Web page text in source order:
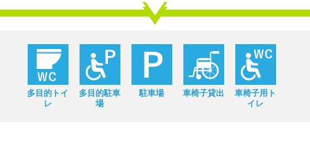
多目的トイ
レ
多目的駐車
場
駐車場 車椅子貸出
車椅子用ト
イレ